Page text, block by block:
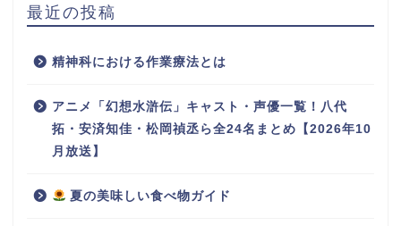
最近の投稿
精神科における作業療法とは
アニメ「幻想水滸伝」キャスト・声優一覧！八代
拓・安済知佳・松岡禎丞ら全24名まとめ【2026年10
月放送】
夏の美味しい食べ物ガイド